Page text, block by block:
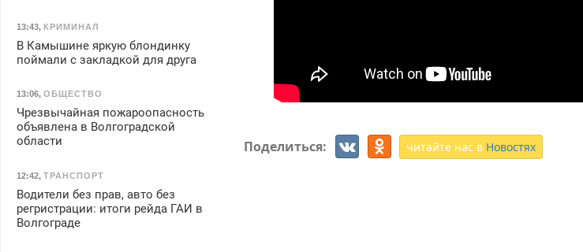
Поделиться: читайте нас в Новостях
13:43, КРИМИНАЛ
В Камышине яркую блондинку
поймали с закладкой для друга
13:06, ОБЩЕСТВО
Чрезвычайная пожароопасность
объявлена в Волгоградской
области
12:42, ТРАНСПОРТ
Водители без прав, авто без
регристрации: итоги рейда ГАИ в
Волгограде